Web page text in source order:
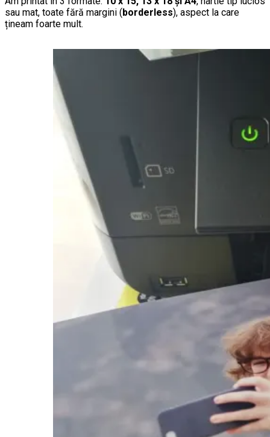
sau mat, toate fără margini (borderless), aspect la care
țineam foarte mult.